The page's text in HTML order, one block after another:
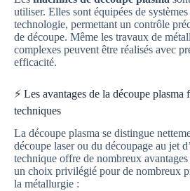
utiliser. Elles sont équipées de
technologie, permettant un contrôle
de découpe. Même les travaux de
complexes peuvent être réalisés avec
efficacité.
⚡ Les avantages de la découpe plasma
techniques
La découpe plasma se distingue
découpe laser ou du découpage au jet
technique offre de nombreux
un choix privilégié pour de nombreux
la métallurgie :